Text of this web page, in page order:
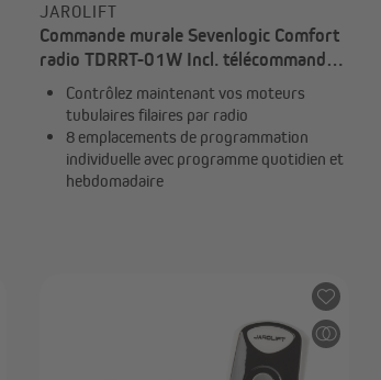
JAROLIFT
Commande murale Sevenlogic Comfort
radio TDRRT-01W Incl. télécommande
TDRC | 1x TDRRT-01W + 1x TDRC 04
Contrôlez maintenant vos moteurs
tubulaires filaires par radio
8 emplacements de programmation
individuelle avec programme quotidien et
hebdomadaire